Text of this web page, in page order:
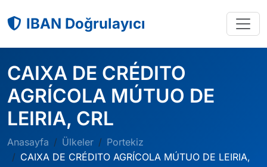
IBAN Doğrulayıcı
CAIXA DE CRÉDITO
AGRÍCOLA MÚTUO DE
LEIRIA, CRL
Anasayfa Ülkeler
Portekiz
CAIXA DE CRÉDITO AGRÍCOLA MÚTUO DE LEIRIA,